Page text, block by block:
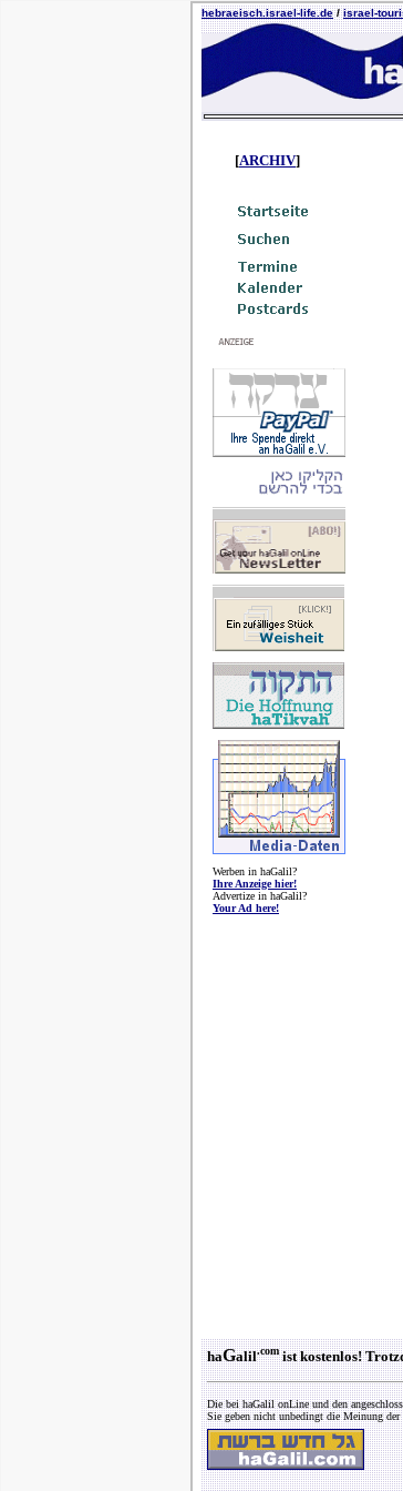
hebraeisch.israel-life.de/israel-
[ARCHIV]
Werben in haGalil?
Ihre Anzeige hier!
Advertize in haGalil?
Your Ad here!
haGalil.comist kostenlos!
Die bei haGalil onLine und den
Sie geben nicht unbedingt die Meinung der